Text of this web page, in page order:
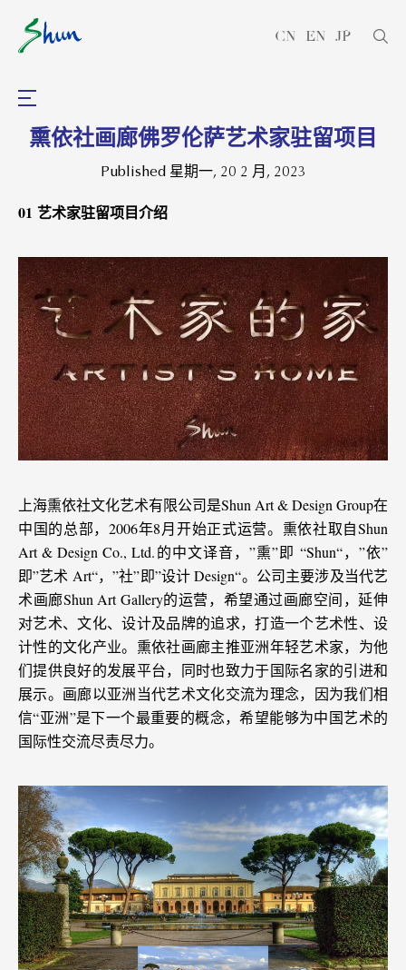
CN EN JP
熏依社画廊佛罗伦萨艺术家驻留项目
Published 星期一, 20 2 月, 2023
01 艺术家驻留项目介绍
上海熏依社⽂化艺术有限公司是Shun Art & Design Group在
中国的总部，2006年8⽉开始正式运营。熏依社取⾃Shun
Art & Design Co., Ltd.的中⽂译⾳，”熏”即 “Shun“，”依”
即”艺术 Art“，”社”即”设计 Design“。公司主要涉及当代艺
术画廊Shun Art Gallery的运营，希望通过画廊空间，延伸
对艺术、⽂化、设计及品牌的追求，打造⼀个艺术性、设
计性的⽂化产业。熏依社画廊主推亚洲年轻艺术家，为他
们提供良好的发展平台，同时也致⼒于国际名家的引进和
展⽰。画廊以亚洲当代艺术⽂化交流为理念，因为我们相
信“亚洲”是下⼀个最重要的概念，希望能够为中国艺术的
国际性交流尽责尽⼒。